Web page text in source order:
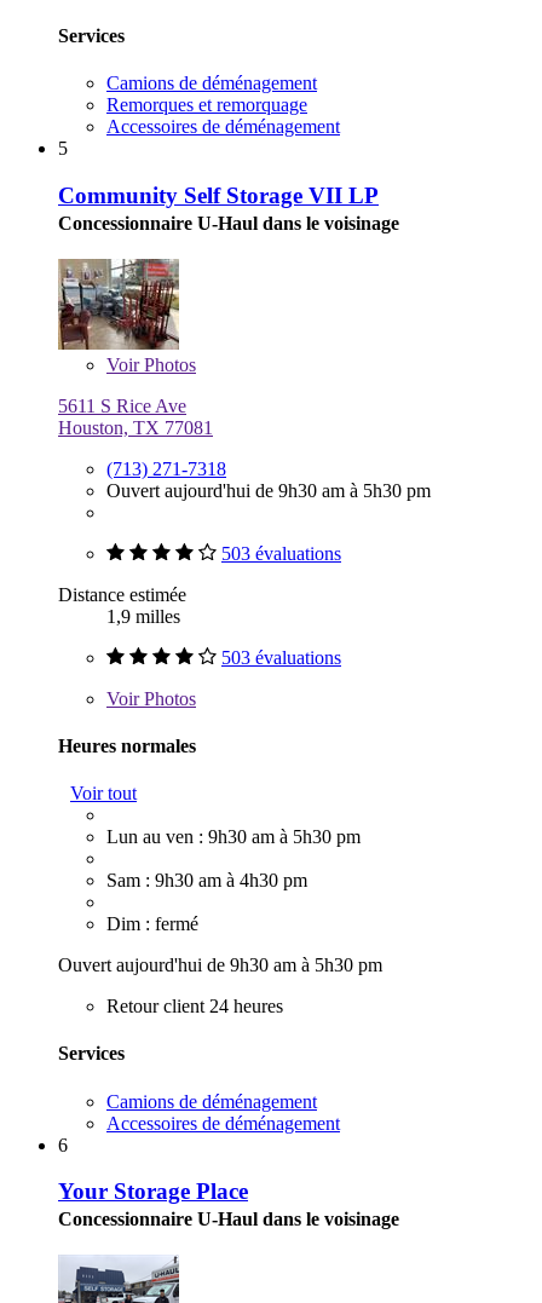
Services
Camions de déménagement
Remorques et remorquage
Accessoires de déménagement
5
Community Self Storage VII LP
Concessionnaire U-Haul dans le voisinage
VoirPhotos
5611 S Rice Ave
Houston, TX 77081
(713) 271-7318
Ouvert aujourd'hui de 9h30 am à 5h30 pm
503 évaluations
Distance estimée
1,9 milles
503 évaluations
VoirPhotos
Heures normales
Voir tout
Lun au ven : 9h30 am à 5h30 pm
Sam : 9h30 am à 4h30 pm
Dim : fermé
Ouvert aujourd'hui de 9h30 am à 5h30 pm
Retour client 24 heures
Services
Camions de déménagement
Accessoires de déménagement
6
Your Storage Place
Concessionnaire U-Haul dans le voisinage